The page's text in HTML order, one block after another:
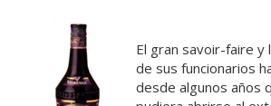
El gran savoir-faire y
de sus funcionarios
desde algunos años